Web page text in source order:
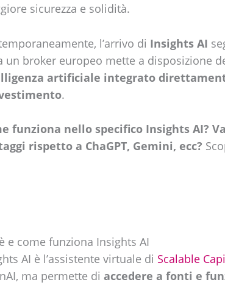
sicurezza e solidità.
l’arrivo di Insights AI
un broker europeo mette a disposizione
artificiale integrato
.
funziona nello specifico Insights AI?
rispetto a ChaGPT, Gemini, ecc?
e come funziona Insights AI
AI è l’assistente virtuale di Scalable
ma permette di accedere a fonti e